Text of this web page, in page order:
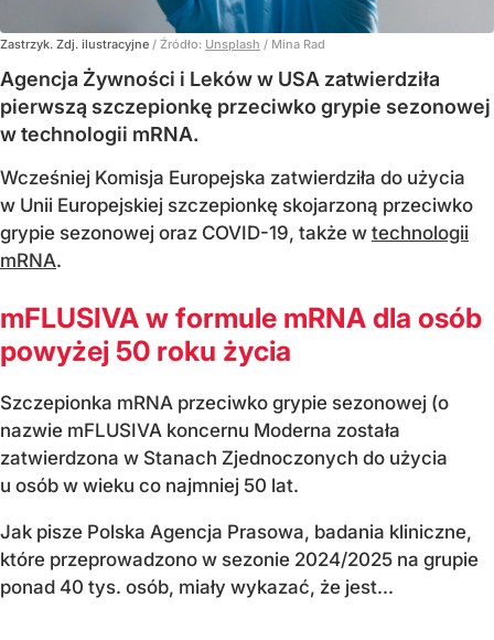
Zastrzyk. Zdj. ilustracyjne / Źródło: Unsplash / Mina Rad
Agencja Żywności i Leków w USA zatwierdziła
pierwszą szczepionkę przeciwko grypie sezonowej
w technologii mRNA.
Wcześniej Komisja Europejska zatwierdziła do użycia
w Unii Europejskiej szczepionkę skojarzoną przeciwko
grypie sezonowej oraz COVID-19, także w technologii
mRNA.
mFLUSIVA w formule mRNA dla osób
powyżej 50 roku życia
Szczepionka mRNA przeciwko grypie sezonowej (o
nazwie mFLUSIVA koncernu Moderna została
zatwierdzona w Stanach Zjednoczonych do użycia
u osób w wieku co najmniej 50 lat.
Jak pisze Polska Agencja Prasowa, badania kliniczne,
które przeprowadzono w sezonie 2024/2025 na grupie
ponad 40 tys. osób, miały wykazać, że jest...